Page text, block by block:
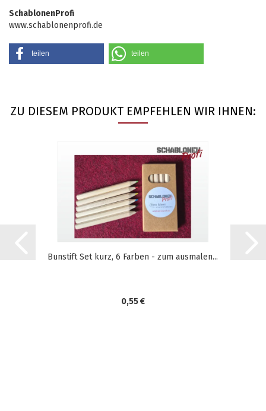
SchablonenProfi
www.schablonenprofi.de
teilen teilen
ZU DIESEM PRODUKT EMPFEHLEN WIR IHNEN:
Bunstift Set kurz, 6 Farben - zum ausmalen...
0,55 €